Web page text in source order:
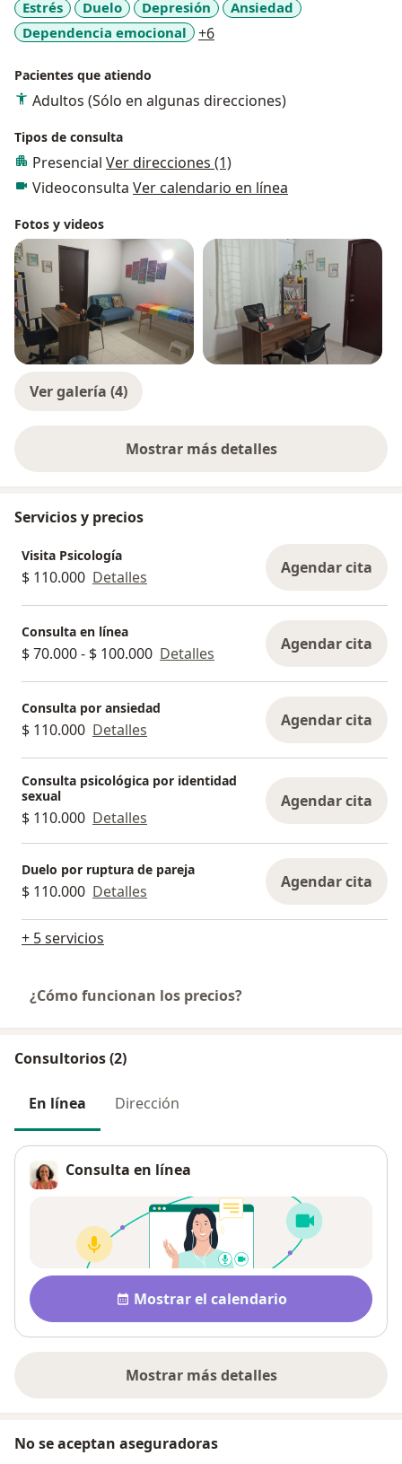
cuento.
Estrés Duelo Depresión
Ansiedad
Dependencia emocional
+6a11y_sr_more_diseases
Pacientes que atiendo
Adultos (Sólo en algunas direcciones)
Tipos de consulta
Presencial Ver direcciones (1)
Videoconsulta Ver calendario en línea
Fotos y videos
Ver galería (4)
Mostrar más detalles
sobre la experiencia
Servicios y precios
Visita Psicología
$ 110.000 Detalles Agendar cita
Consulta en línea
$ 70.000 - $ 100.000 Detalles Agendar cita
Consulta por ansiedad
$ 110.000 Detalles Agendar cita
Consulta psicológica por identidad
sexual
$ 110.000 Detalles
Agendar cita
Duelo por ruptura de pareja
$ 110.000 Detalles Agendar cita
+ 5 servicios
¿Cómo funcionan los precios?
Consultorios (2)
En línea Dirección
Consulta en línea
Disponibilidad
Mostrar el calendario
Mostrar más detalles
sobre la dirección
No se aceptan aseguradoras